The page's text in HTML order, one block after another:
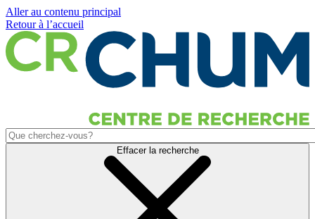
Aller au contenu principal
Retour à l’accueil
Effacer la recherche